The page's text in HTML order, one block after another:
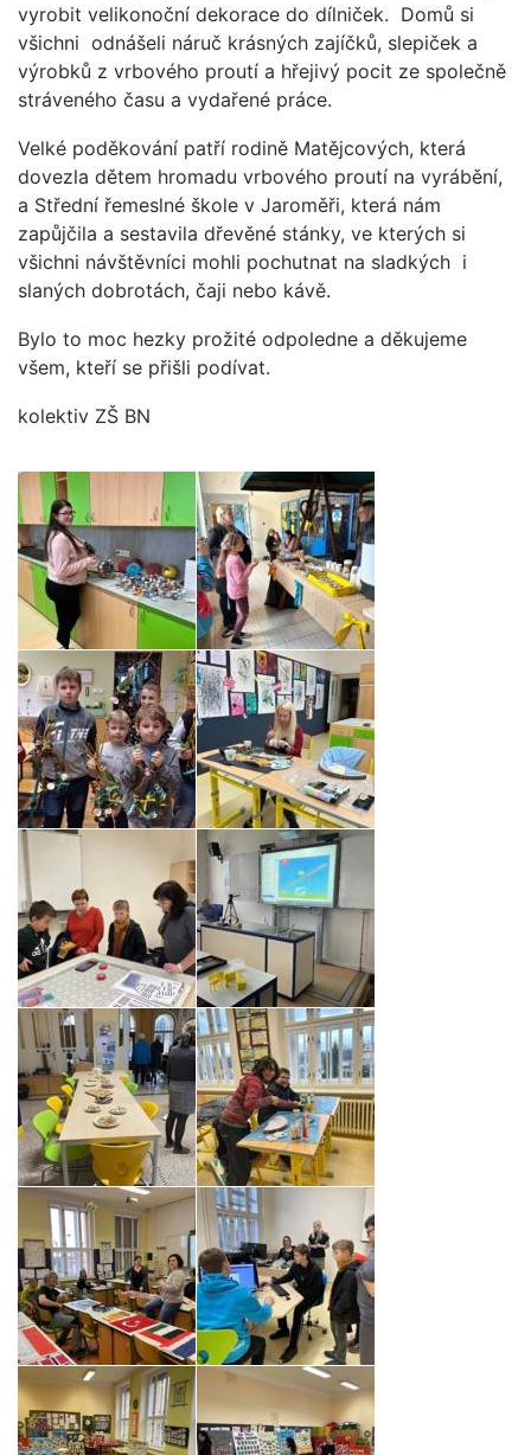
vyrobit velikonoční dekorace do dílniček. Domů si
všichni odnášeli náruč krásných zajíčků, slepiček a
výrobků z vrbového proutí a hřejivý pocit ze společně
stráveného času a vydařené práce.
Velké poděkování patří rodině Matějcových, která
dovezla dětem hromadu vrbového proutí na vyrábění,
a Střední řemeslné škole v Jaroměři, která nám
zapůjčila a sestavila dřevěné stánky, ve kterých si
všichni návštěvníci mohli pochutnat na sladkých i
slaných dobrotách, čaji nebo kávě.
Bylo to moc hezky prožité odpoledne a děkujeme
všem, kteří se přišli podívat.
kolektiv ZŠ BN